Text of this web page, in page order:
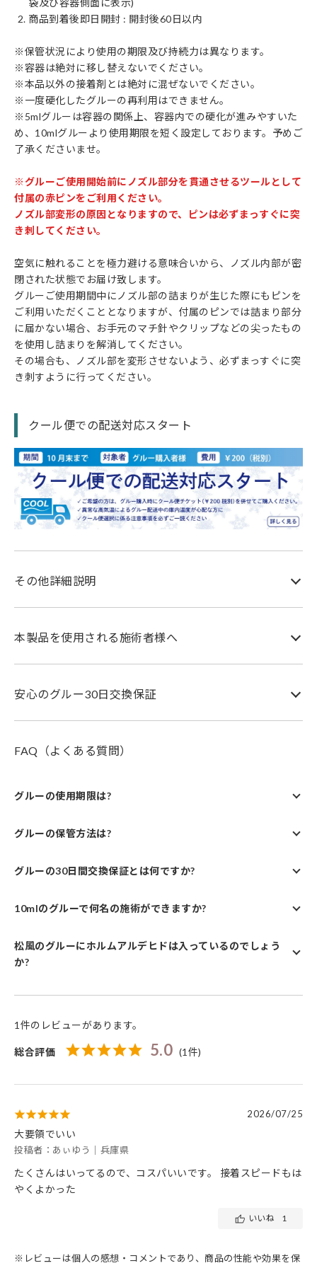
袋及び容器側面に表示)
商品到着後即日開封 : 開封後60日以内
※保管状況により使用の期限及び持続力は異なります。
※容器は絶対に移し替えないでください。
※本品以外の接着剤とは絶対に混ぜないでください。
※一度硬化したグルーの再利用はできません。
※5mlグルーは容器の関係上、容器内での硬化が進みやすいた
め、10mlグルーより使用期限を短く設定しております。予めご
了承くださいませ。
※グルーご使用開始前にノズル部分を貫通させるツールとして
付属の赤ピンをご利用ください。
ノズル部変形の原因となりますので、ピンは必ずまっすぐに突
き刺してください。
空気に触れることを極力避ける意味合いから、ノズル内部が密
閉された状態でお届け致します。
グルーご使用期間中にノズル部の詰まりが生じた際にもピンを
ご利用いただくこととなりますが、付属のピンでは詰まり部分
に届かない場合、お手元のマチ針やクリップなどの尖ったもの
を使用し詰まりを解消してください。
その場合も、ノズル部を変形させないよう、必ずまっすぐに突
き刺すように行ってください。
クール便での配送対応スタート
その他詳細説明
本製品を使用される施術者様へ
安心のグルー30日交換保証
FAQ（よくある質問）
グルーの使用期限は?
グルーの保管方法は?
グルーの30日間交換保証とは何ですか?
10mlのグルーで何名の施術ができますか?
松風のグルーにホルムアルデヒドは入っているのでしょう
か?
1件のレビューがあります。
総合評価 5.0 (1件)
2026/07/25
大要領でいい
投稿者：あぃゆう｜兵庫県
たくさんはいってるので、コスパいいです。 接着スピードもは
やくよかった
いいね 1
※レビューは個人の感想・コメントであり、商品の性能や効果を保